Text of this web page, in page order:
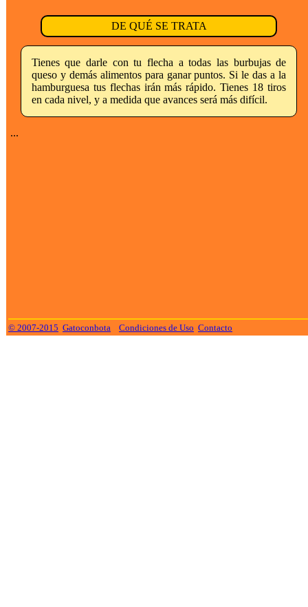
DE QUÉ SE TRATA
Tienes que darle con tu flecha a todas las burbujas de
queso y demás alimentos para ganar puntos. Si le das a la
hamburguesa tus flechas irán más rápido. Tienes 18 tiros
en cada nivel, y a medida que avances será más difícil.
...
© 2007-2015 Gatoconbota Condiciones de Uso Contacto